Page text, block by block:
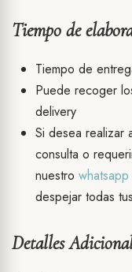
Tiempo de
Tiempo de
Puede recoger
delivery
Si desea realizar
consulta o
nuestro whatsapp
despejar todas
Detalles